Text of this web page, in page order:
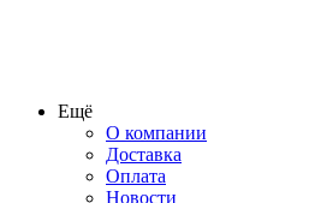
Ещё
О компании
Доставка
Оплата
Новости